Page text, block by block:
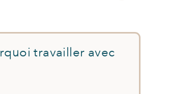
travailler avec